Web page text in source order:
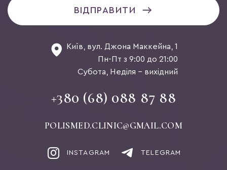
ВІДПРАВИТИ
Київ, вул. Джона Маккейна, 1
Пн-Пт з 9:00 до 21:00
Субота, Неділя - вихідний
+380 (68) 088 87 88
POLISMED.CLINIC@GMAIL.COM
INSTAGRAM TELEGRAM